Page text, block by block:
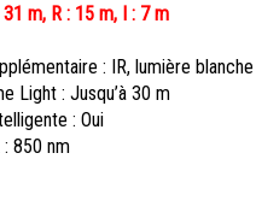
m, R : 15 m, I : 7 m
: IR, lumière blanche
Light : Jusqu’à 30 m
: Oui
: 850 nm